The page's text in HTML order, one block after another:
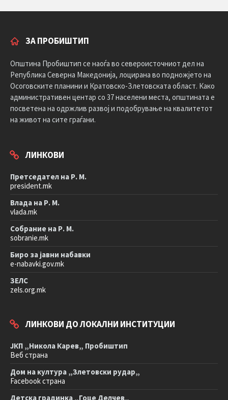
ЗА ПРОБИШТИП
Општина Пробиштип се наоѓа во североисточниот дел на
Република Северна Македонија, лоцирана во подножјето на
Осоговските планини и Кратовско-Злетовската област. Како
административен центар со 37 населени места, општината е
посветена на одржлив развој и подобрување на квалитетот
на живот на сите граѓани.
ЛИНКОВИ
Претседател на Р. М.
president.mk
Влада на Р. М.
vlada.mk
Собрание на Р. М.
sobranie.mk
Биро за јавни набавки
e-nabavki.gov.mk
ЗЕЛС
zels.org.mk
ЛИНКОВИ ДО ЛОКАЛНИ ИНСТИТУЦИИ
ЈКП „Никола Карев„ Пробиштип
Веб страна
Дом на култура „Злетовски рудар„
Facebook страна
Детска градинка „Гоце Делчев„